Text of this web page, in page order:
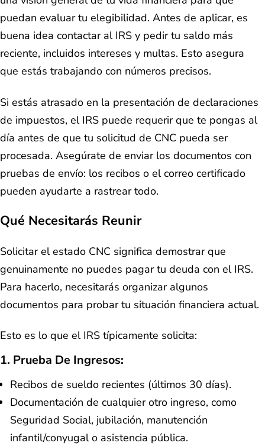
puedan evaluar tu elegibilidad. Antes de aplicar, es
buena idea contactar al IRS y pedir tu saldo más
reciente, incluidos intereses y multas. Esto asegura
que estás trabajando con números precisos.
Si estás atrasado en la presentación de declaraciones
de impuestos, el IRS puede requerir que te pongas al
día antes de que tu solicitud de CNC pueda ser
procesada. Asegúrate de enviar los documentos con
pruebas de envío: los recibos o el correo certificado
pueden ayudarte a rastrear todo.
Qué Necesitarás Reunir
Solicitar el estado CNC significa demostrar que
genuinamente no puedes pagar tu deuda con el IRS.
Para hacerlo, necesitarás organizar algunos
documentos para probar tu situación financiera actual.
Esto es lo que el IRS típicamente solicita:
1. Prueba De Ingresos:
Recibos de sueldo recientes (últimos 30 días).
Documentación de cualquier otro ingreso, como
Seguridad Social, jubilación, manutención
infantil/conyugal o asistencia pública.